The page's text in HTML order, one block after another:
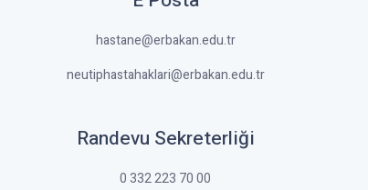
hastane@erbakan.edu.tr
neutiphastahaklari@erbakan.edu.tr
Randevu Sekreterliği
0 332 223 70 00